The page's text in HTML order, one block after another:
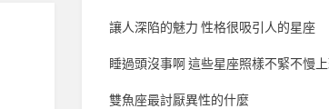
讓人深陷的魅力 性格很吸引人的星座
睡過頭沒事啊 這些星座照樣不緊不慢
雙魚座最討厭異性的什麼